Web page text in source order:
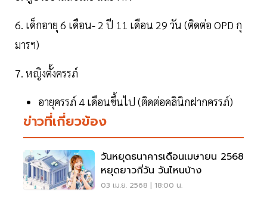
6. เด็กอายุ 6 เดือน- 2 ปี 11 เดือน 29 วัน (ติดต่อ OPD กุ
มารฯ)
7. หญิงตั้งครรภ์
อายุครรภ์ 4 เดือนขึ้นไป (ติดต่อคลินิกฝากครรภ์)
ข่าวที่เกี่ยวข้อง
วันหยุดธนาคารเดือนเมษายน 2568
หยุดยาวกี่วัน วันไหนบ้าง
03 เม.ย. 2568 | 18:00 น.